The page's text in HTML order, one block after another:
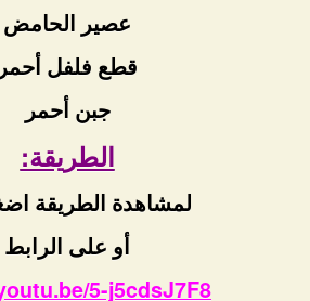
عصير الحامض
قطع فلفل أحمر
جبن أحمر
الطريقة:
لمشاهدة الطريقة
أو على الرابط
5-j5cdsJ7F8